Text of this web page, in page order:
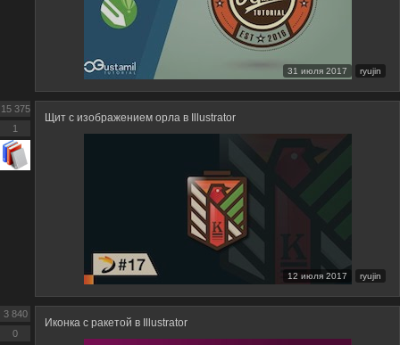
31 июля 2017 ryujin
Щит с изображением орла в Illustrator
12 июля 2017 ryujin
15 375
1
Иконка с ракетой в Illustrator
3 840
0